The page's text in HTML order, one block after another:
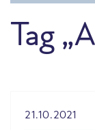
Tag
21.10.2021